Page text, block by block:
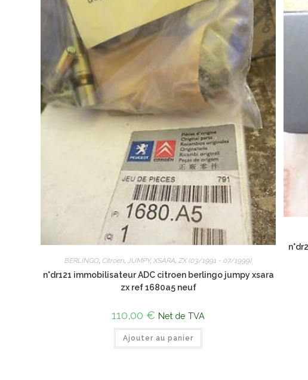
BERLINGO ,Citroen JUMPY, XSARA ,ZX (03/1991 - 07/1999)
n°dr121 immobilisateur ADC citroen berlingo jumpy xsara
zx ref 1680a5 neuf
110,00 € Net de TVA
Ajouter au panier